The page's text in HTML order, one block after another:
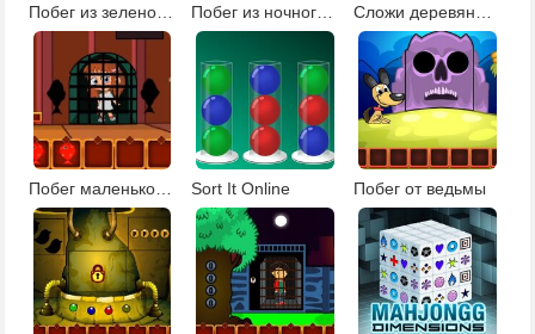
Побег из зеленой усадьбы Побег из ночного парка
Побег маленькой девочки Sort It Online Побег от ведьмы